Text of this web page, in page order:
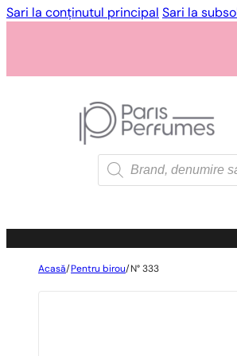
Sari la conținutul principal Sari la subsol
Products
search
Acasă/ Pentru birou/ N° 333